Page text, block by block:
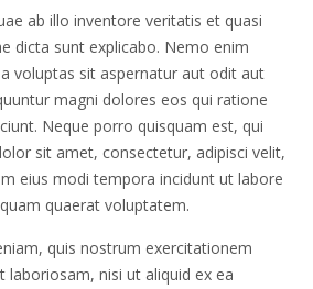
ab illo inventore veritatis et quasi
dicta sunt explicabo. Nemo enim
voluptas sit aspernatur aut odit aut
magni dolores eos qui ratione
Neque porro quisquam est, qui
sit amet, consectetur, adipisci velit,
eius modi tempora incidunt ut labore
quaerat voluptatem.
quis nostrum exercitationem
laboriosam, nisi ut aliquid ex ea